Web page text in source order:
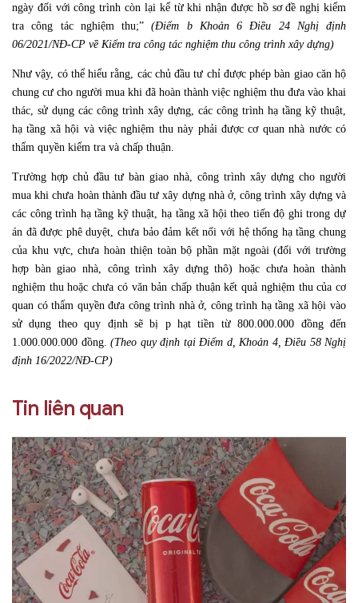
ngày đối với công trình còn lại kể từ khi nhận được hồ sơ đề nghị kiểm
tra công tác nghiệm thu;” (Điểm b Khoản 6 Điều 24 Nghị định
06/2021/NĐ-CP về Kiểm tra công tác nghiệm thu công trình xây dựng)
Như vậy, có thể hiểu rằng, các chủ đầu tư chỉ được phép bàn giao căn hộ
chung cư cho người mua khi đã hoàn thành việc nghiệm thu đưa vào khai
thác, sử dụng các công trình xây dựng, các công trình hạ tầng kỹ thuật,
hạ tầng xã hội và việc nghiệm thu này phải được cơ quan nhà nước có
thẩm quyền kiểm tra và chấp thuận.
Trường hợp chủ đầu tư bàn giao nhà, công trình xây dựng cho người
mua khi chưa hoàn thành đầu tư xây dựng nhà ở, công trình xây dựng và
các công trình hạ tầng kỹ thuật, hạ tầng xã hội theo tiến độ ghi trong dự
án đã được phê duyệt, chưa bảo đảm kết nối với hệ thống hạ tầng chung
của khu vực, chưa hoàn thiện toàn bộ phần mặt ngoài (đối với trường
hợp bàn giao nhà, công trình xây dựng thô) hoặc chưa hoàn thành
nghiệm thu hoặc chưa có văn bản chấp thuận kết quả nghiệm thu của cơ
quan có thẩm quyền đưa công trình nhà ở, công trình hạ tầng xã hội vào
sử dụng theo quy định sẽ bị p hạt tiền từ 800.000.000 đồng đến
1.000.000.000 đồng. (Theo quy định tại Điểm d, Khoản 4, Điều 58 Nghị
định 16/2022/NĐ-CP)
Tin liên quan